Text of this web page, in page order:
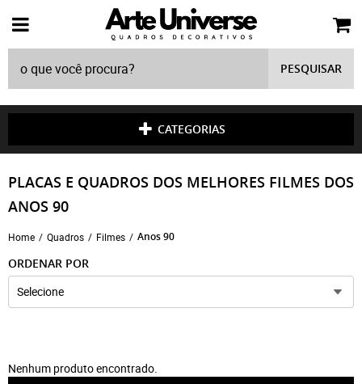
PESQUISAR
CATEGORIAS
PLACAS E QUADROS DOS MELHORES FILMES DOS
ANOS 90
Home Quadros Filmes Anos 90
ORDENAR POR
Selecione
Nenhum produto encontrado.